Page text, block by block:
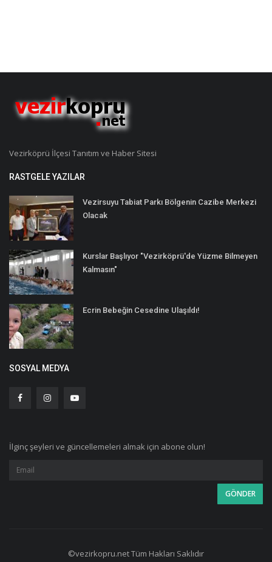
Vezirköprü İlçesi Tanıtım ve Haber Sitesi
RASTGELE YAZILAR
Vezirsuyu Tabiat Parkı Bölgenin Cazibe Merkezi
Olacak
Kurslar Başlıyor "Vezirköprü'de Yüzme Bilmeyen
Kalmasın"
Ecrin Bebeğin Cesedine Ulaşıldı!
SOSYAL MEDYA
İlginç şeyleri ve güncellemeleri almak için abone olun!
©vezirkopru.net Tüm Hakları Saklıdır